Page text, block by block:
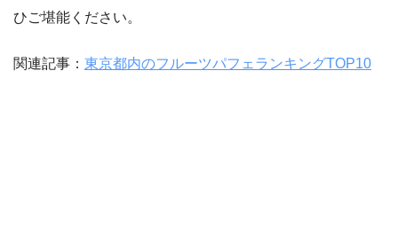
ひご堪能ください。
関連記事： 東京都内のフルーツパフェランキングTOP10